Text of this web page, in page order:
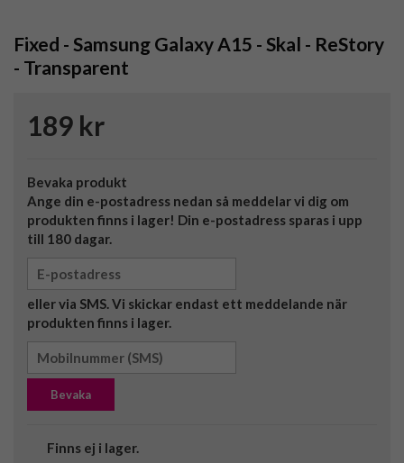
Fixed - Samsung Galaxy A15 - Skal - ReStory
- Transparent
189 kr
Bevaka produkt
Ange din e-postadress nedan så meddelar vi dig om
produkten finns i lager! Din e-postadress sparas i upp
till 180 dagar.
eller via SMS. Vi skickar endast ett meddelande när
produkten finns i lager.
Bevaka
Finns ej i lager.